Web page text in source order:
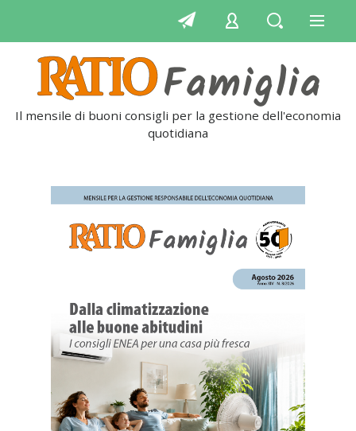
Il mensile di buoni consigli per la gestione dell'economia
quotidiana